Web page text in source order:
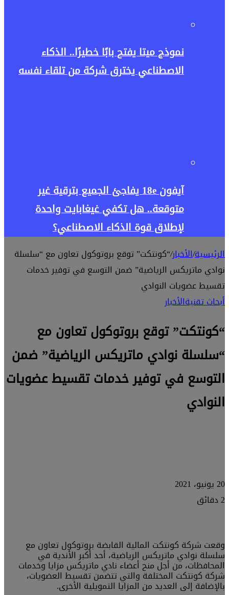
نموذج ميتا يفتح بابًا خطيرًا.. الذكاء
الاصطناعي يخترق شركة من تلقاء نفسه
آيفون 18e يفاجئ الجميع بترقية غير
متوقعة.. هل تكفي غيغابايت واحدة
لإطلاق قوة الذكاء الاصطناعي؟
الرئيسية/الأخبار/“كونتكت” توقع بروتوكول تعاون مع “سلسلة
نوادي ماتريكس الرياضية” ضمن التوسع في توفير خدمات
تقسيط عضويات النوادي
أبحاث تقنيةالأخبار
“كونتكت” توقع بروتوكول تعاون مع
“سلسلة نوادي ماتريكس الرياضية” ضمن
التوسع في توفير خدمات تقسيط عضويات
النوادي
20 يونيو، 2021
2 دقائق
وقعت شركة كونتكت المالية القابضة بروتوكول تعاون مع
سلسلة نوادي ماتريكس الرياضية، أحد أكبر الأندية في
المحافظات، من أجل منح أعضاء نادي ماتريكس مزايا وخدمات
شركة كونتكت المختلفة والتي تتضمن تقسيط العضويات،
بالإضافة إلى العديد من المزايا التمويلية الأخرى.